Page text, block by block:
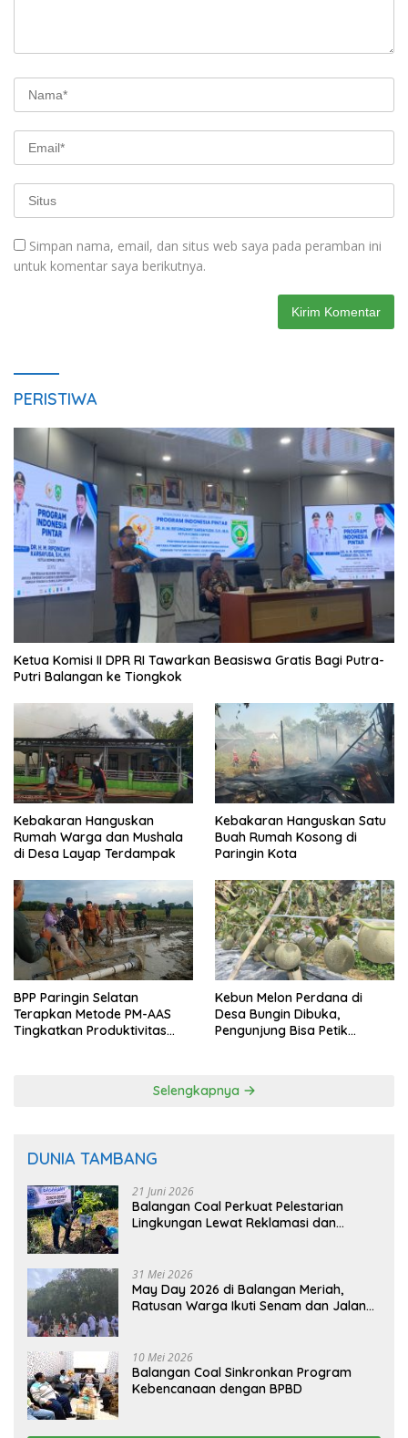
Simpan nama, email, dan situs web saya pada peramban ini
untuk komentar saya berikutnya.
PERISTIWA
Ketua Komisi II DPR RI Tawarkan Beasiswa Gratis Bagi Putra-
Putri Balangan ke Tiongkok
Kebakaran Hanguskan
Rumah Warga dan Mushala
di Desa Layap Terdampak
Kebakaran Hanguskan Satu
Buah Rumah Kosong di
Paringin Kota
BPP Paringin Selatan
Terapkan Metode PM-AAS
Tingkatkan Produktivitas
Kebun Melon Perdana di
Desa Bungin Dibuka,
Pengunjung Bisa Petik
Selengkapnya
DUNIA TAMBANG
21 Juni 2026
Balangan Coal Perkuat Pelestarian
Lingkungan Lewat Reklamasi dan
31 Mei 2026
May Day 2026 di Balangan Meriah,
Ratusan Warga Ikuti Senam dan Jalan
10 Mei 2026
Balangan Coal Sinkronkan Program
Kebencanaan dengan BPBD